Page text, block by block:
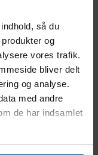
så du
og
vores trafik.
bliver delt
og analyse.
med andre
de har indsamlet
til 12-gears
og trekking
der
funktion til
mountainbikere,